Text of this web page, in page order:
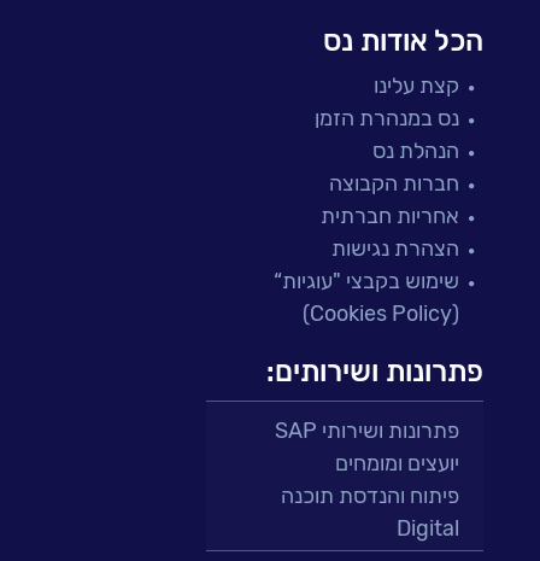
הכל אודות נס
קצת עלינו
נס במנהרת הזמן
הנהלת נס
חברות הקבוצה
אחריות חברתית
הצהרת נגישות
שימוש בקבצי "עוגיות“
(Cookies Policy)
פתרונות ושירותים:
פתרונות ושירותי SAP
יועצים ומומחים
פיתוח והנדסת תוכנה
Digital